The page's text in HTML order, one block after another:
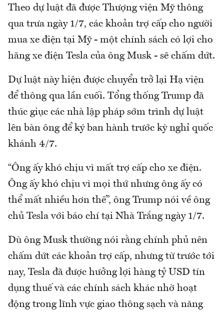
Theo dự luật đã được Thượng viện Mỹ thông
qua trưa ngày 1/7, các khoản trợ cấp cho người
mua xe điện tại Mỹ - một chính sách có lợi cho
hãng xe điện Tesla của ông Musk - sẽ chấm dứt.
Dự luật này hiện được chuyển trở lại Hạ viện
để thông qua lần cuối. Tổng thống Trump đã
thúc giục các nhà lập pháp sớm trình dự luật
lên bàn ông để ký ban hành trước kỳ nghỉ quốc
khánh 4/7.
“Ông ấy khó chịu vì mất trợ cấp cho xe điện.
Ông ấy khó chịu vì mọi thứ nhưng ông ấy có
thể mất nhiều hơn thế”, ông Trump nói về ông
chủ Tesla với báo chí tại Nhà Trắng ngày 1/7.
Dù ông Musk thường nói rằng chính phủ nên
chấm dứt các khoản trợ cấp, nhưng từ trước tới
nay, Tesla đã được hưởng lợi hàng tỷ USD tín
dụng thuế và các chính sách khác nhờ hoạt
động trong lĩnh vực giao thông sạch và năng